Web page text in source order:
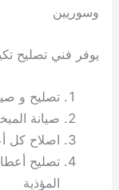
وسوريين
يوفر فني تصليح
تصليح و
صيانة
اصلاح كل
تصليح
المؤذية